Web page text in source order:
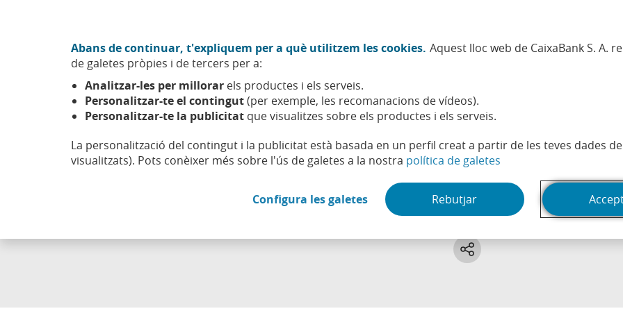
Abans de continuar, t'expliquem per a què utilitzem les cookies. Aquest lloc web de CaixaBank S. A.
de galetes pròpies i de tercers per a:
Analitzar-les per millorar els productes i els serveis.
Personalitzar-te el contingut(per exemple, les recomanacions de vídeos).
Personalitzar-te la publicitat que visualitzes sobre els productes i els serveis.
La personalització del contingut i la publicitat està basada en un perfil creat a partir de les teves dades
visualitzats). Pots conèixer més sobre l'ús de galetes a la nostra política de galetes
Configura les galetes(Obre en finestra nova)
Rebutjar
Sobre nosaltres Accionistes i inversors
Esfera Finances personals
Finances personals
Troba aquí tots els articles, vídeos i pòdcasts sobre finances personals